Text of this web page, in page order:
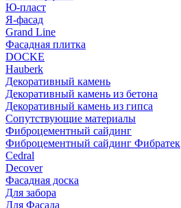
Ю-пласт
Я-фасад
Grand Line
Фасадная плитка
DOCKE
Hauberk
Декоративный камень
Декоративный камень из бетона
Декоративный камень из гипса
Сопутствующие материалы
Фиброцементный сайдинг
Фиброцементный сайдинг Фибратек
Cedral
Decover
Фасадная доска
Для забора
Для Фасада